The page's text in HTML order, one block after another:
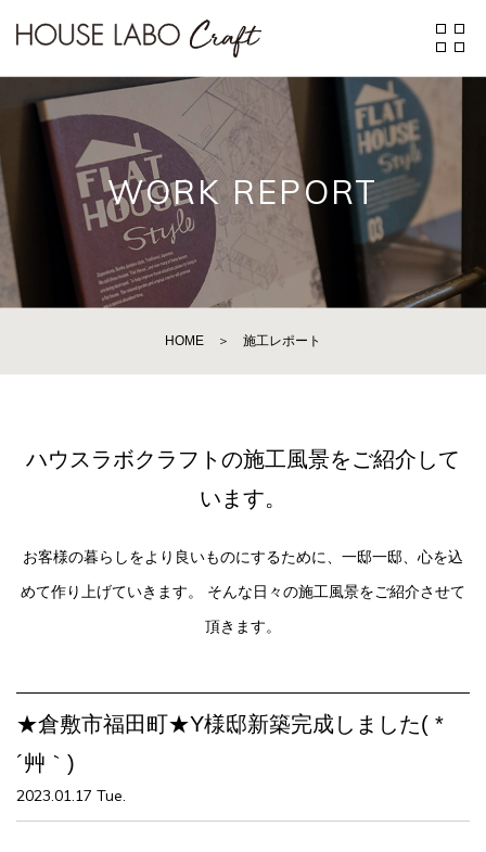
WORK REPORT
HOME ＞ 施工レポート
ハウスラボクラフトの施工風景をご紹介して
います。
お客様の暮らしをより良いものにするために、一邸一邸、心を込
めて作り上げていきます。
そんな日々の施工風景をご紹介させて
頂きます。
★倉敷市福田町★Y様邸新築完成しました( *
´艸｀)
2023.01.17 Tue.